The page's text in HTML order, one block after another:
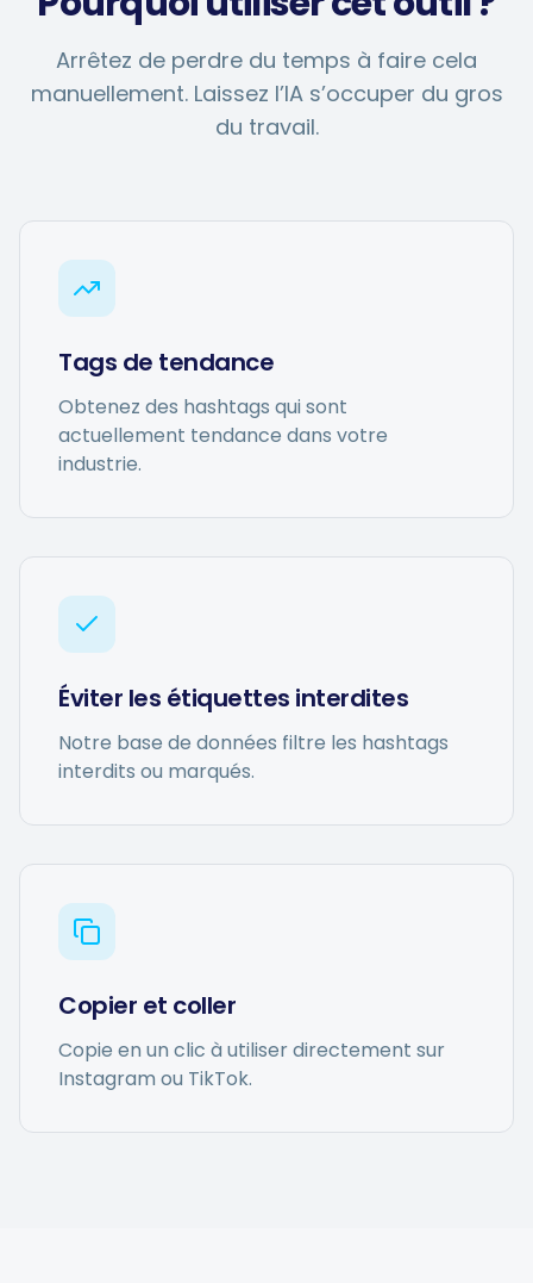
Générateur de sous-titres
Biogénérateur
Calendrier de contenu
Conseils sur les réseaux sociaux
Shopify
Arrêtez de perdre du temps à faire cela
manuellement. Laissez l’IA s’occuper du gros
du travail.
Tags de tendance
Obtenez des hashtags qui sont
actuellement tendance dans votre
industrie.
Éviter les étiquettes interdites
Notre base de données filtre les hashtags
interdits ou marqués.
Copier et coller
Copie en un clic à utiliser directement sur
Instagram ou TikTok.